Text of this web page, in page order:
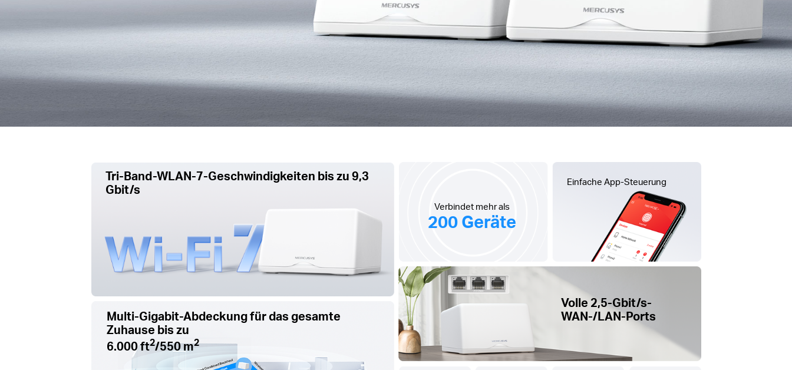
Tri-Band-WLAN-7-Geschwindigkeiten bis zu 9,3
Gbit/s
Verbindet mehr als
200 Geräte
Einfache App-Steuerung
Multi-Gigabit-Abdeckung für das gesamte
Zuhause bis zu
6.000 ft2/550 m2
Volle 2,5-Gbit/s-
WAN-/LAN-Ports